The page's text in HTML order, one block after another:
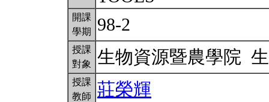
開課
學期
98-2
授課
對象
生物資源暨農學院
授課
教師
莊榮輝